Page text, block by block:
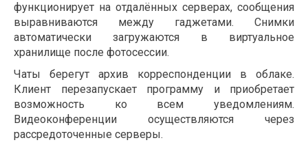
функционирует на отдалённых серверах, сообщения
выравниваются между гаджетами. Снимки
автоматически загружаются в виртуальное
хранилище после фотосессии.
Чаты берегут архив корреспонденции в облаке.
Клиент перезапускает программу и приобретает
возможность ко всем уведомлениям.
Видеоконференции осуществляются через
рассредоточенные серверы.